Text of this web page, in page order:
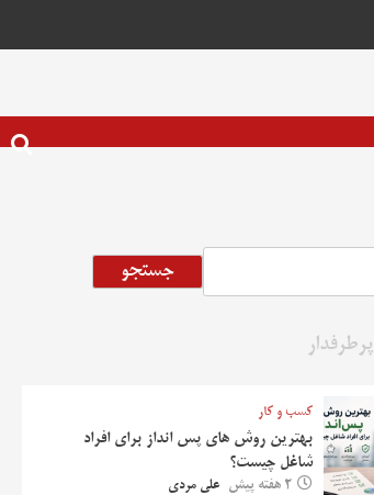
جستجو
پرطرفدار
کسب و کار
بهترین روش‌ های پس‌ انداز برای افراد
شاغل چیست؟
2 هفته پیش علی مردی